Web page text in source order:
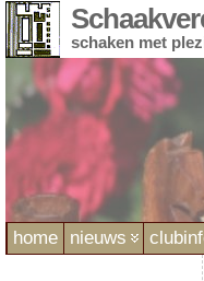
schaken met
home nieuws